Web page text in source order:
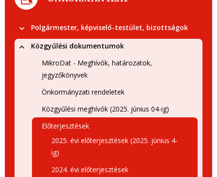
Polgármester, képviselő-testület, bizottságok
Közgyűlési dokumentumok
MikroDat - Meghívók, határozatok,
jegyzőkönyvek
Önkormányzati rendeletek
Közgyűlési meghívók (2025. június 04-ig)
Előterjesztések
2025. évi előterjesztések (2025. június 4-
ig)
2024. évi előterjesztések